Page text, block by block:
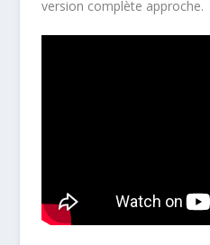
version complète approche.